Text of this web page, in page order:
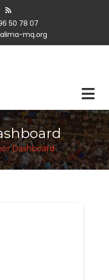
50 78 07
mq.org
Dashboard